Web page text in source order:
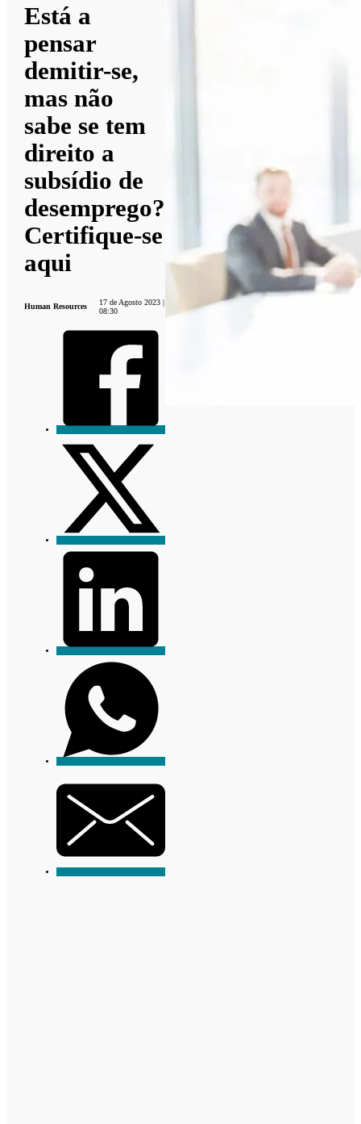
Está a
pensar
demitir-se,
mas não
sabe se tem
direito a
subsídio de
desemprego?
Certifique-se
aqui
Human Resources
17 de Agosto 2023 |
08:30